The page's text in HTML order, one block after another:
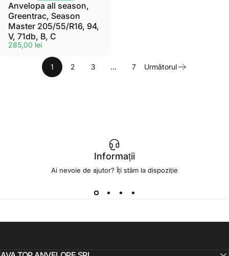
Anvelopa all season,
Greentrac, Season
Master 205/55/R16, 94,
V, 71db, B, C
285,00 lei
1 2 3 … 7 Următorul
Informații
Ai nevoie de ajutor? Îți stăm la dispoziție